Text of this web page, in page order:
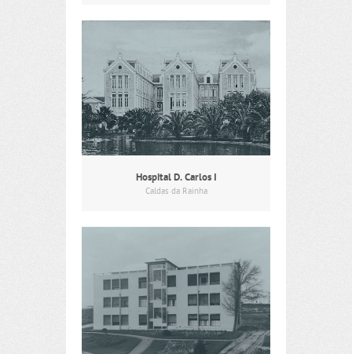
Hospital D. Carlos I
Caldas da Rainha